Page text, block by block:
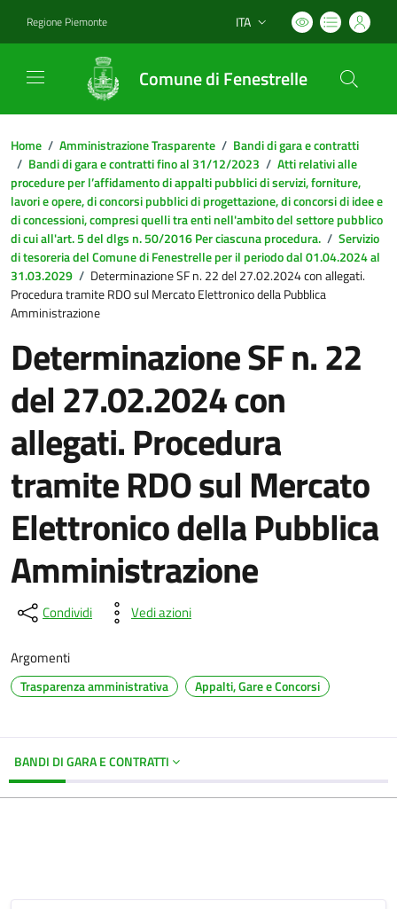
Regione Piemonte Lingua attiva:
ITA
Comune di Fenestrelle
Home / Amministrazione Trasparente / Bandi di gara e contratti
/ Bandi di gara e contratti fino al 31/12/2023 / Atti relativi alle
procedure per l’affidamento di appalti pubblici di servizi, forniture,
lavori e opere, di concorsi pubblici di progettazione, di concorsi di idee e
di concessioni, compresi quelli tra enti nell'ambito del settore pubblico
di cui all'art. 5 del dlgs n. 50/2016 Per ciascuna procedura. / Servizio
di tesoreria del Comune di Fenestrelle per il periodo dal 01.04.2024 al
31.03.2029 / Determinazione SF n. 22 del 27.02.2024 con allegati.
Procedura tramite RDO sul Mercato Elettronico della Pubblica
Amministrazione
Determinazione SF n. 22
del 27.02.2024 con
allegati. Procedura
tramite RDO sul Mercato
Elettronico della Pubblica
Amministrazione
Condividi Vedi azioni
Argomenti
Trasparenza amministrativa Appalti, Gare e Concorsi
BANDI DI GARA E CONTRATTI